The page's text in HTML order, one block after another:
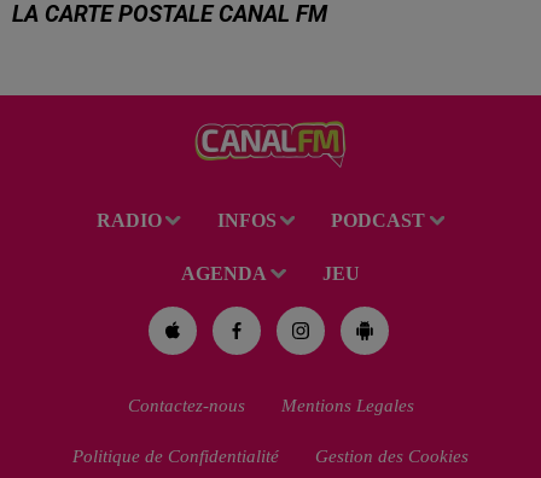
LA CARTE POSTALE CANAL FM
RADIO INFOS PODCAST
AGENDA JEU
Contactez-nous Mentions Legales
Politique de Confidentialité Gestion des Cookies